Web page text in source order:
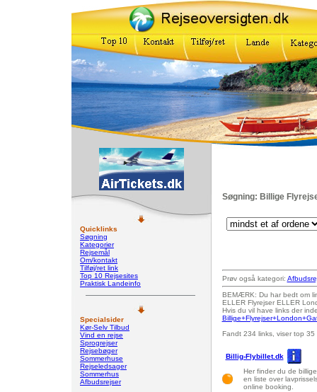
Quicklinks
Søgning
Kategorier
Rejsemål
Om/kontakt
Tilføj/ret link
Top 10 Rejsesites
Praktisk Landeinfo
Specialsider
Kør-Selv Tilbud
Vind en rejse
Sprogrejser
Rejsebøger
Sommerhuse
Rejseledsager
Sommerhus
Afbudsrejser
Søgning: Billige
Prøv også kategori:
BEMÆRK: Du har bedt om
ELLER Flyrejser ELLER
Hvis du vil have links der
Fandt 234 links, viser top 35
Billig-Flybillet.dk
Her finder du de
en liste over
online booking.